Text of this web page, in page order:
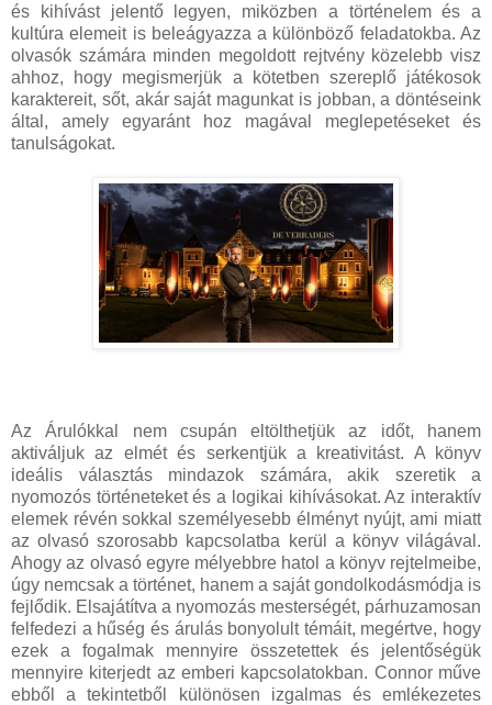
és kihívást jelentő legyen, miközben a történelem és a
kultúra elemeit is beleágyazza a különböző feladatokba. Az
olvasók számára minden megoldott rejtvény közelebb visz
ahhoz, hogy megismerjük a kötetben szereplő játékosok
karaktereit, sőt, akár saját magunkat is jobban, a döntéseink
által, amely egyaránt hoz magával meglepetéseket és
tanulságokat.
Az Árulókkal nem csupán eltölthetjük az időt, hanem
aktiváljuk az elmét és serkentjük a kreativitást. A könyv
ideális választás mindazok számára, akik szeretik a
nyomozós történeteket és a logikai kihívásokat. Az interaktív
elemek révén sokkal személyesebb élményt nyújt, ami miatt
az olvasó szorosabb kapcsolatba kerül a könyv világával.
Ahogy az olvasó egyre mélyebbre hatol a könyv rejtelmeibe,
úgy nemcsak a történet, hanem a saját gondolkodásmódja is
fejlődik. Elsajátítva a nyomozás mesterségét, párhuzamosan
felfedezi a hűség és árulás bonyolult témáit, megértve, hogy
ezek a fogalmak mennyire összetettek és jelentőségük
mennyire kiterjedt az emberi kapcsolatokban. Connor műve
ebből a tekintetből különösen izgalmas és emlékezetes